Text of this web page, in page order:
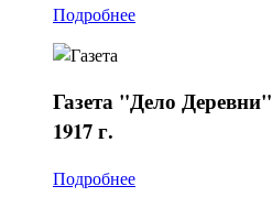
Подробнее
Газета "Дело Деревни"
1917 г.
Подробнее